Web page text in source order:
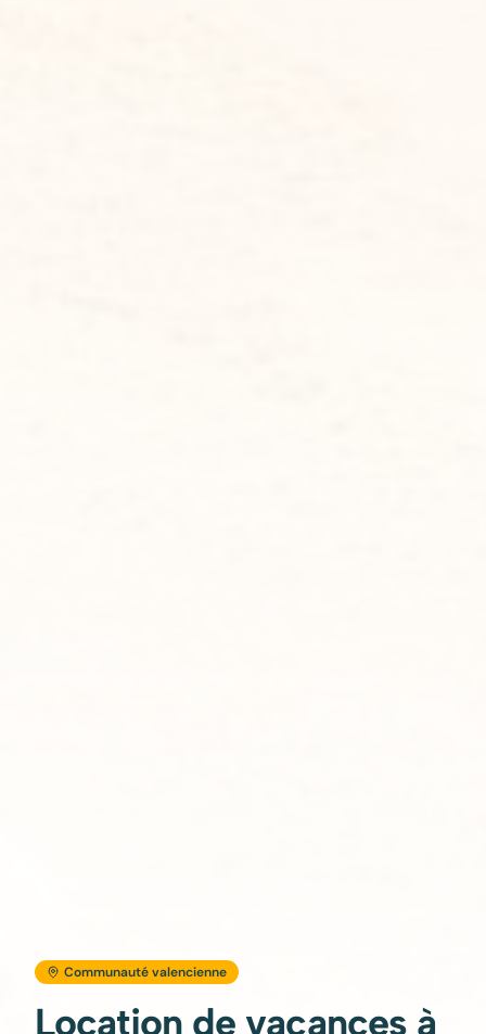
Communauté valencienne
Location de vacances à